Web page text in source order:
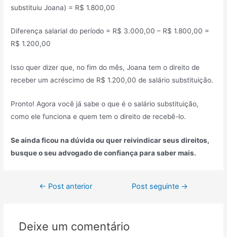
substituiu Joana) = R$ 1.800,00
Diferença salarial do período = R$ 3.000,00 – R$ 1.800,00 =
R$ 1.200,00
Isso quer dizer que, no fim do mês, Joana tem o direito de
receber um acréscimo de R$ 1.200,00 de salário substituição.
Pronto! Agora você já sabe o que é o salário substituição,
como ele funciona e quem tem o direito de recebê-lo.
Se ainda ficou na dúvida ou quer reivindicar seus direitos,
busque o seu advogado de confiança para saber mais.
← Post anterior Post seguinte →
Deixe um comentário